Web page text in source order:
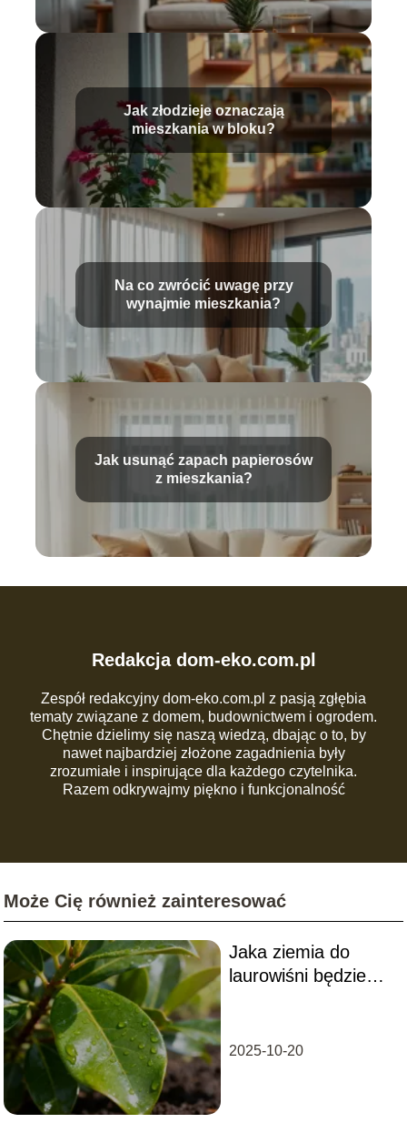
Jak złodzieje oznaczają
mieszkania w bloku?
Na co zwrócić uwagę przy
wynajmie mieszkania?
Jak usunąć zapach papierosów
z mieszkania?
Redakcja dom-eko.com.pl
Zespół redakcyjny dom-eko.com.pl z pasją zgłębia
tematy związane z domem, budownictwem i ogrodem.
Chętnie dzielimy się naszą wiedzą, dbając o to, by
nawet najbardziej złożone zagadnienia były
zrozumiałe i inspirujące dla każdego czytelnika.
Razem odkrywajmy piękno i funkcjonalność
Może Cię również zainteresować
Jaka ziemia do
laurowiśni będzie
2025-10-20